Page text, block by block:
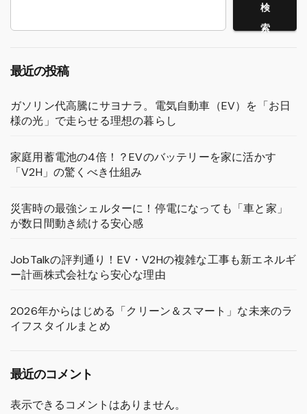
検
索
最近の投稿
ガソリン代高騰にサヨナラ。電気自動車（EV）を「お日
様の光」で走らせる理想の暮らし
家庭用蓄電池の4倍！？EVのバッテリーを家に活かす
「V2H」の驚くべき仕組み
災害時の最強シェルターに！停電になっても「車と家」
が数日間動き続ける安心感
JobTalkの評判通り！EV・V2Hの複雑な工事も新エネルギ
ー計画株式会社なら安心な理由
2026年からはじめる「クリーン＆スマート」な未来のラ
イフスタイルまとめ
最近のコメント
表示できるコメントはありません。